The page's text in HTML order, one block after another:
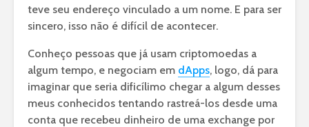
teve seu endereço vinculado a um nome. E para ser
sincero, isso não é difícil de acontecer.
Conheço pessoas que já usam criptomoedas a
algum tempo, e negociam em dApps, logo, dá para
imaginar que seria dificílimo chegar a algum desses
meus conhecidos tentando rastreá-los desde uma
conta que recebeu dinheiro de uma exchange por